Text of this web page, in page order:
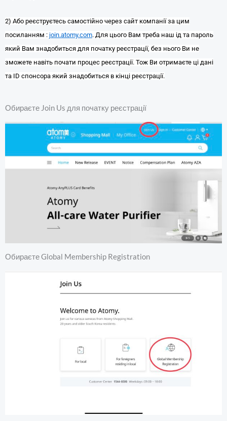
2) Або реєструєтесь самостійно через сайт компанії за цим
посиланням : join.atomy.com. Для цього Вам треба наш ід та пароль
який Вам знадобиться для початку реєстрації, без нього Ви не
зможете навіть почати процес реєстрації. Тож Ви отримаєте ці дані
та ID спонсора який знадобиться в кінці реєстрації.
Обираєте Join Us для початку реєстрації
Обираєте Global Membership Registration